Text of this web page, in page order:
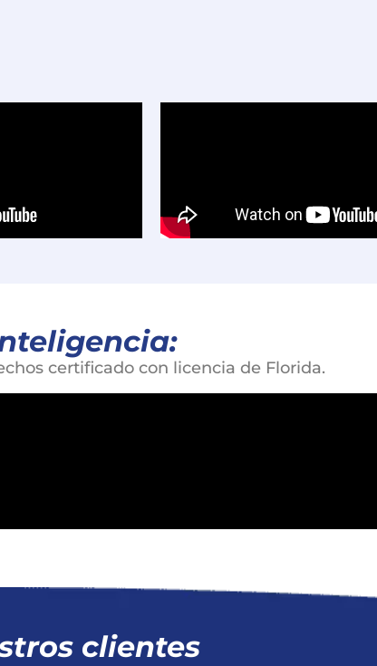
certificado con licencia de Florida.
clientes